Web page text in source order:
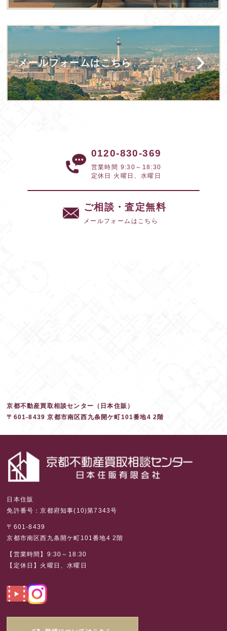
メールフォームはこちら
0120-830-369
営業時間 9:30～18:30
定休日 火曜日、水曜日
ご相談・査定無料
メールフォームはこちら
京都不動産買取相談センター（日本住販）
〒601-8439 京都市南区西九条開ケ町101番地4 2階
日本住販
免許番号：京都府知事(10)第7343号
〒601-8439
京都市南区西九条開ケ町101番地4 2階
【営業時間】9:30～18:30
【定休日】火曜日、水曜日